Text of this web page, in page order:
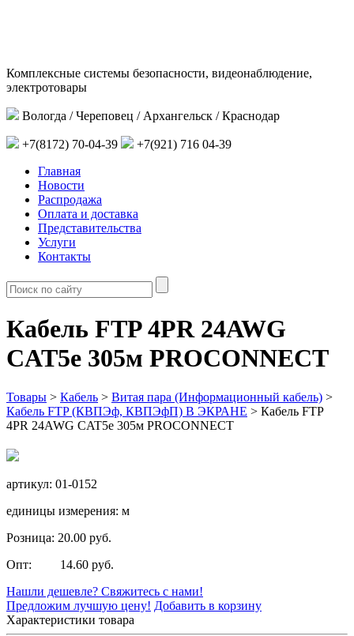
Комплексные системы безопасности, видеонаблюдение,
электротовары
Вологда / Череповец / Архангельск / Краснодар
+7(8172) 70-04-39
+7(921) 716 04-39
Главная
Новости
Распродажа
Оплата и доставка
Представительства
Услуги
Контакты
Кабель FTP 4PR 24AWG
CAT5e 305м PROCONNECT
Товары > Кабель > Витая пара (Информационный кабель) >
Кабель FTP (КВПЭф, КВПЭфП) В ЭКРАНЕ > Кабель FTP
4PR 24AWG CAT5e 305м PROCONNECT
артикул: 01-0152
единицы измерения: м
Розница: 20.00 руб.
Опт: 14.60 руб.
Нашли дешевле? Свяжитесь с нами!
Предложим лучшую цену! Добавить в корзину
Характеристики товара